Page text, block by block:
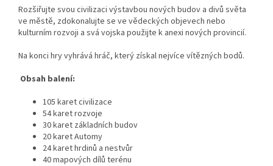
Rozšiřujte svou civilizaci výstavbou nových budov a divů světa
ve městě, zdokonalujte se ve vědeckých objevech nebo
kulturním rozvoji a svá vojska použijte k anexi nových provincií.
Na konci hry vyhrává hráč, který získal nejvíce vítězných bodů.
Obsah balení:
105 karet civilizace
54 karet rozvoje
30 karet základních budov
20 karet Automy
24 karet hrdinů a nestvůr
40 mapových dílů terénu